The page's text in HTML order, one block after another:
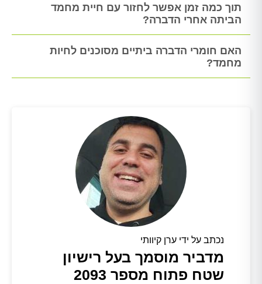
תוך כמה זמן אפשר לחזור עם חיית מחמד
הביתה אחרי הדברה?
האם חומרי הדברה ביתיים מסוכנים לחיות
מחמד?
נכתב על ידי ערן קיוותי
מדביר מוסמך בעל רישיון
שטח פתוח מספר 2093